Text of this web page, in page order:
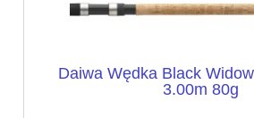
Daiwa Wędka Black
3.00m 80g